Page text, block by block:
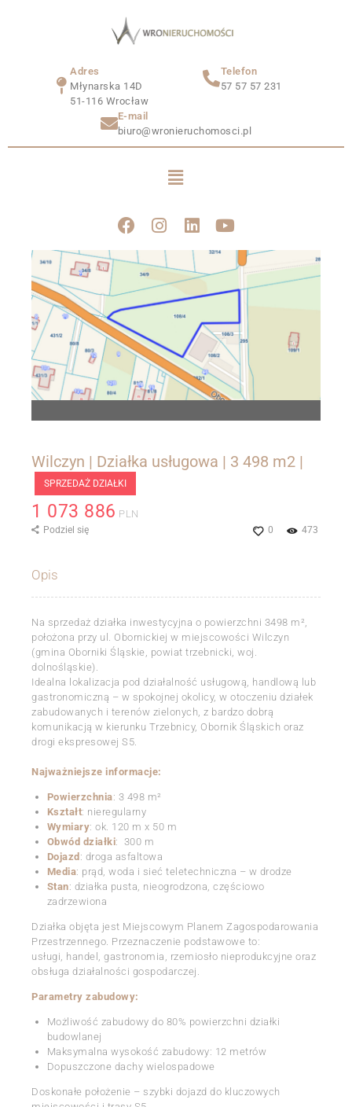
Adres
Młynarska 14D
51-116 Wrocław
Telefon
57 57 57 231
E-mail
biuro@wronieruchomosci.pl
Wilczyn | Działka usługowa | 3 498 m2 |
SPRZEDAŻ DZIAŁKI
1 073 886 PLN
473
0
Podziel się
Opis
Na sprzedaż działka inwestycyjna o powierzchni 3498 m²,
położona przy ul. Obornickiej w miejscowości Wilczyn
(gmina Oborniki Śląskie, powiat trzebnicki, woj.
dolnośląskie).
Idealna lokalizacja pod działalność usługową, handlową lub
gastronomiczną – w spokojnej okolicy, w otoczeniu działek
zabudowanych i terenów zielonych, z bardzo dobrą
komunikacją w kierunku Trzebnicy, Obornik Śląskich oraz
drogi ekspresowej S5.
Najważniejsze informacje:
Powierzchnia: 3 498 m²
Kształt: nieregularny
Wymiary: ok. 120 m x 50 m
Obwód działki: 300 m
Dojazd: droga asfaltowa
Media: prąd, woda i sieć teletechniczna – w drodze
Stan: działka pusta, nieogrodzona, częściowo
zadrzewiona
Działka objęta jest Miejscowym Planem Zagospodarowania
Przestrzennego. Przeznaczenie podstawowe to:
usługi, handel, gastronomia, rzemiosło nieprodukcyjne oraz
obsługa działalności gospodarczej.
Parametry zabudowy:
Możliwość zabudowy do 80% powierzchni działki
budowlanej
Maksymalna wysokość zabudowy: 12 metrów
Dopuszczone dachy wielospadowe
Doskonałe położenie – szybki dojazd do kluczowych